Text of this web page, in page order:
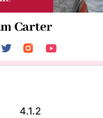
4.1.2